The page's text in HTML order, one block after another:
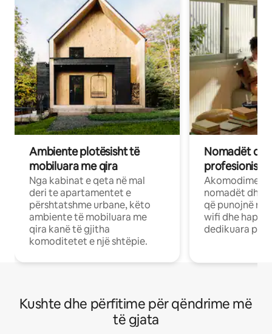
Ambiente plotësisht të
mobiluara me qira
Nga kabinat e qeta në mal
deri te apartamentet e
përshtatshme urbane, këto
ambiente të mobiluara me
qira kanë të gjitha
komoditetet e një shtëpie.
Nomadët
Akomodime
nomadët dhe
që punojnë në
wifi dhe
dedikuara
Kushte dhe përfitime për qëndrime më
të gjata